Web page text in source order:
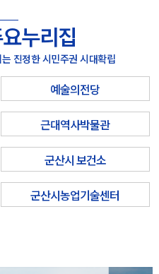
누리집
진정한 시민주권 시대확립
예술의전당
근대역사박물관
군산시 보건소
군산시농업기술센터